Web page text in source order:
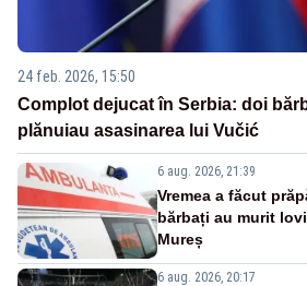
24 feb. 2026, 15:50
Complot dejucat în Serbia: doi
plănuiau asasinarea lui Vučić
6 aug. 2026, 21:39
Vremea a făcut
bărbați au murit
Mureș
6 aug. 2026, 20:17